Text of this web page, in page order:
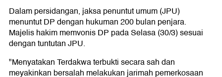
Dalam persidangan, jaksa penuntut umum (JPU)
menuntut DP dengan hukuman 200 bulan penjara.
Majelis hakim memvonis DP pada Selasa (30/3) sesuai
dengan tuntutan JPU.
"Menyatakan Terdakwa terbukti secara sah dan
meyakinkan bersalah melakukan jarimah pemerkosaan